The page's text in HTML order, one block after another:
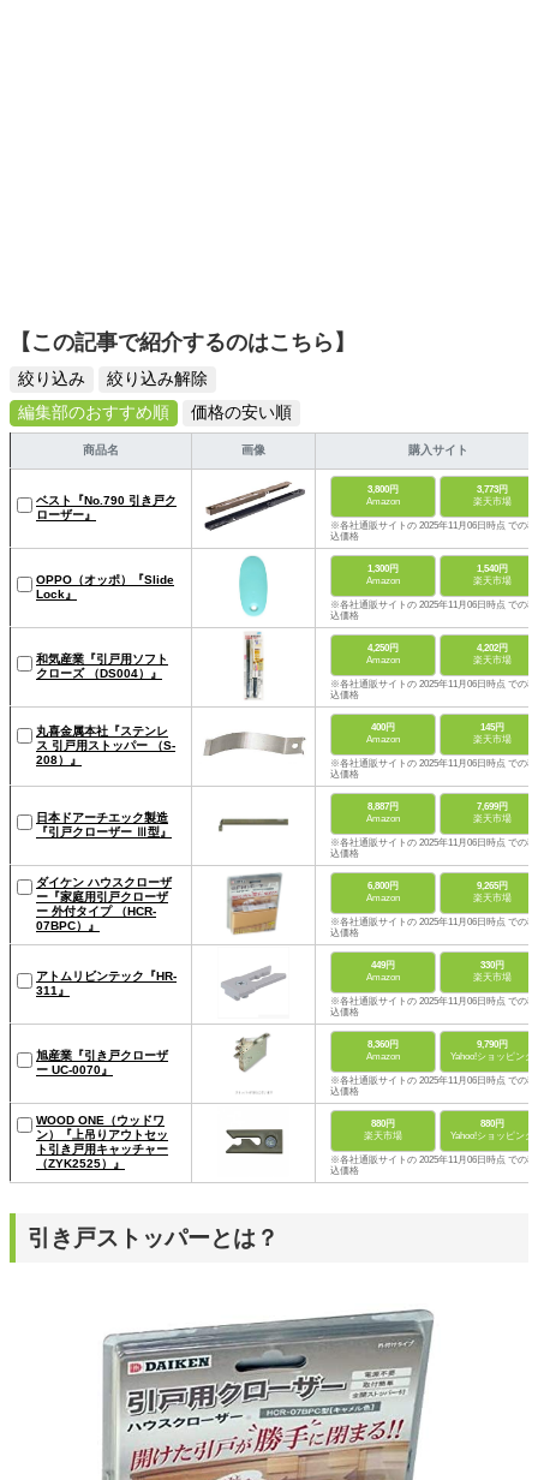
【この記事で紹介するのはこちら】
絞り込み
絞り込み解除
編集部のおすすめ順
価格の安い順
商品名 画像 購入サイト
ベスト『No.790 引き戸ク
ローザー』
3,800円
Amazon
3,773円
楽天市場
※各社通販サイトの 2025年11月06日時点 での税
込価格
OPPO（オッポ）『Slide
Lock』
1,300円
Amazon
1,540円
楽天市場
※各社通販サイトの 2025年11月06日時点 での税
込価格
和気産業『引戸用ソフト
クローズ （DS004）』
4,250円
Amazon
4,202円
楽天市場
※各社通販サイトの 2025年11月06日時点 での税
込価格
丸喜金属本社『ステンレ
ス 引戸用ストッパー （S-
208）』
400円
Amazon
145円
楽天市場
※各社通販サイトの 2025年11月06日時点 での税
込価格
日本ドアーチエック製造
『引戸クローザー Ⅲ型』
8,887円
Amazon
7,699円
楽天市場
※各社通販サイトの 2025年11月06日時点 での税
込価格
ダイケン ハウスクローザ
ー『家庭用引戸クローザ
ー 外付タイプ （HCR-
07BPC）』
6,800円
Amazon
9,265円
楽天市場
※各社通販サイトの 2025年11月06日時点 での税
込価格
アトムリビンテック『HR-
311』
449円
Amazon
330円
楽天市場
※各社通販サイトの 2025年11月06日時点 での税
込価格
旭産業『引き戸クローザ
ー UC-0070』
8,360円
Amazon
9,790円
Yahoo!ショッピング
※各社通販サイトの 2025年11月06日時点 での税
込価格
WOOD ONE（ウッドワ
ン）『上吊りアウトセッ
ト引き戸用キャッチャー
（ZYK2525）』
880円
楽天市場
880円
Yahoo!ショッピング
※各社通販サイトの 2025年11月06日時点 での税
込価格
引き戸ストッパーとは？